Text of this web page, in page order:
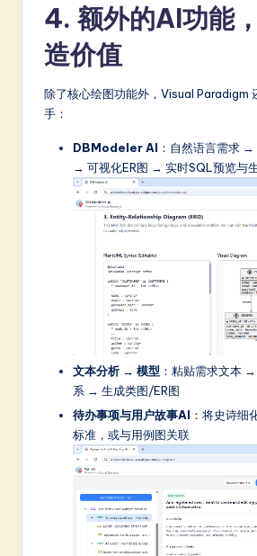
4. 额外的AI功能
造价值
除了核心绘图功能外，Visual Paradigm
手：
DBModeler AI ：自然语言需求
→ 可视化ER图 → 实时SQL预览与
文本分析 → 模型 ：粘贴需求文本
系 → 生成类图/ER图
待办事项与用户故事AI ：将史诗细
标准，或与用例图关联